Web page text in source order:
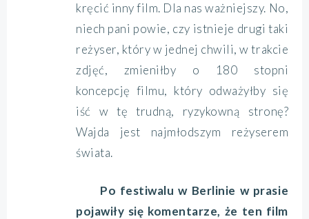
kręcić inny film. Dla nas ważniejszy. No,
niech pani powie, czy istnieje drugi taki
reżyser, który w jednej chwili, w trakcie
zdjęć, zmieniłby o 180 stopni
koncepcję filmu, który odważyłby się
iść w tę trudną, ryzykowną stronę?
Wajda jest najmłodszym reżyserem
świata.
Po festiwalu w Berlinie w prasie
pojawiły się komentarze, że ten film